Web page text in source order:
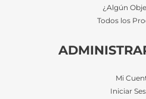
¿Algún
Todos los
Mi
Iniciar